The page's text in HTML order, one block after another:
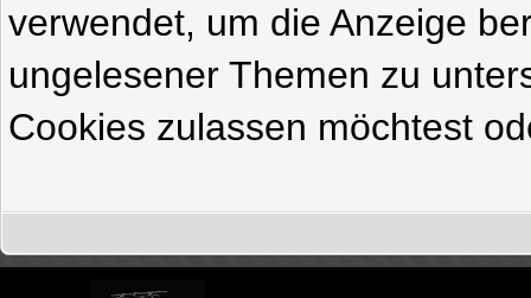
verwendet, um die Anzeige
ungelesener Themen zu
Cookies zulassen möchtest